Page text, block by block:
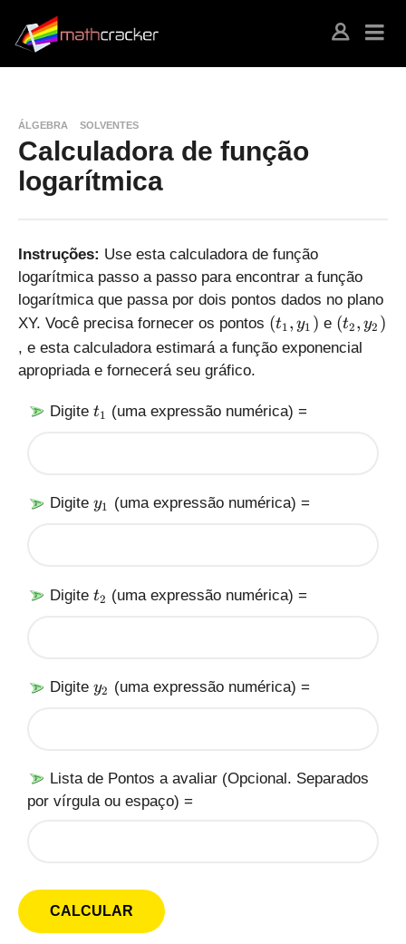
ÁLGEBRA SOLVENTES
Calculadora de função
logarítmica
Instruções: Use esta calculadora de função
logarítmica passo a passo para encontrar a função
logarítmica que passa por dois pontos dados no plano
XY. Você precisa fornecer os pontos (
t
,
y
(t1, y1 ) e (
t
(t2, y2 )
, e esta calculadora estimará a função exponencial
apropriada e fornecerá seu gráfico.
Digite t
t1 (uma expressão numérica) =
Digite y
y1 (uma expressão numérica) =
Digite t
t2 (uma expressão numérica) =
Digite y
y2 (uma expressão numérica) =
Lista de Pontos a avaliar (Opcional. Separados
por vírgula ou espaço) =